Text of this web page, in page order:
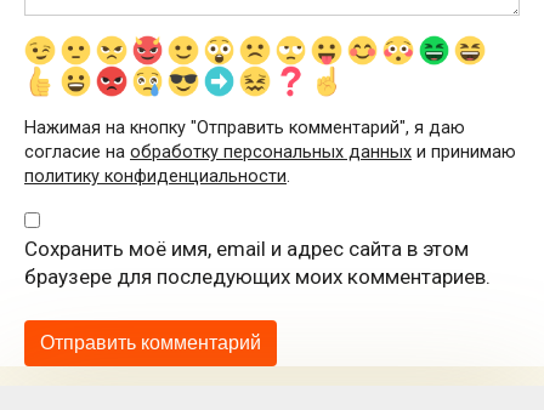
Нажимая на кнопку "Отправить комментарий", я даю
согласие на обработку персональных данных и принимаю
политику конфиденциальности.
Сохранить моё имя, email и адрес сайта в этом
браузере для последующих моих комментариев.